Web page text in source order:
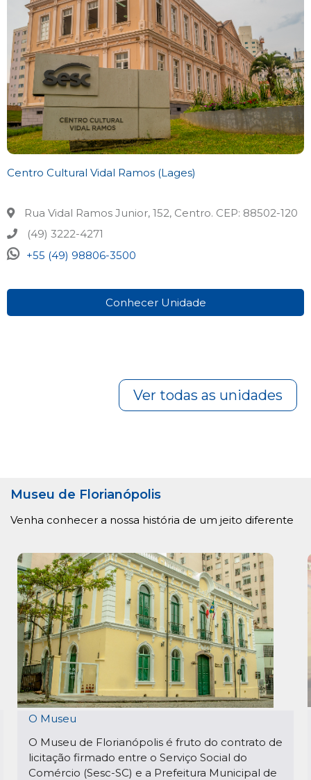
Centro Cultural Vidal Ramos (Lages)
Rua Vidal Ramos Junior, 152, Centro. CEP: 88502-120
(49) 3222-4271
+55 (49) 98806-3500
Conhecer Unidade
Ver todas as unidades
Museu de Florianópolis
Venha conhecer a nossa história de um jeito diferente
O Museu
O Museu de Florianópolis é fruto do contrato de
licitação firmado entre o Serviço Social do
Comércio (Sesc-SC) e a Prefeitura Municipal de